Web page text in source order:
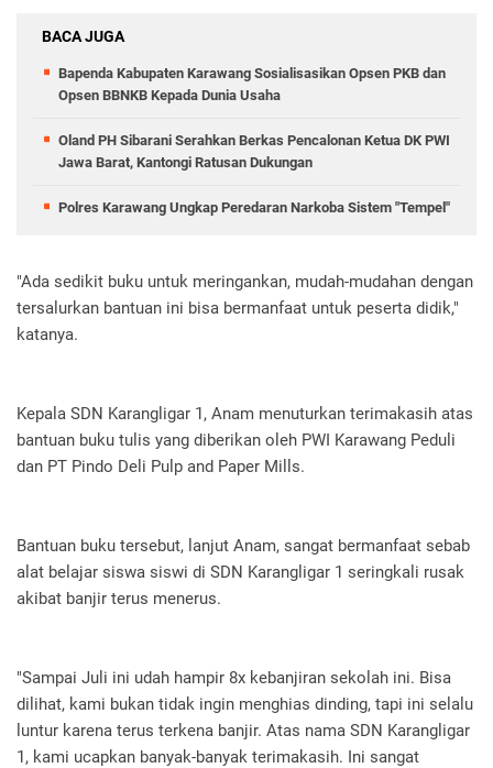
BACA JUGA
Bapenda Kabupaten Karawang Sosialisasikan Opsen PKB dan
Opsen BBNKB Kepada Dunia Usaha
Oland PH Sibarani Serahkan Berkas Pencalonan Ketua DK PWI
Jawa Barat, Kantongi Ratusan Dukungan
Polres Karawang Ungkap Peredaran Narkoba Sistem "Tempel"
"Ada sedikit buku untuk meringankan, mudah-mudahan dengan
tersalurkan bantuan ini bisa bermanfaat untuk peserta didik,"
katanya.
Kepala SDN Karangligar 1, Anam menuturkan terimakasih atas
bantuan buku tulis yang diberikan oleh PWI Karawang Peduli
dan PT Pindo Deli Pulp and Paper Mills.
Bantuan buku tersebut, lanjut Anam, sangat bermanfaat sebab
alat belajar siswa siswi di SDN Karangligar 1 seringkali rusak
akibat banjir terus menerus.
"Sampai Juli ini udah hampir 8x kebanjiran sekolah ini. Bisa
dilihat, kami bukan tidak ingin menghias dinding, tapi ini selalu
luntur karena terus terkena banjir. Atas nama SDN Karangligar
1, kami ucapkan banyak-banyak terimakasih. Ini sangat